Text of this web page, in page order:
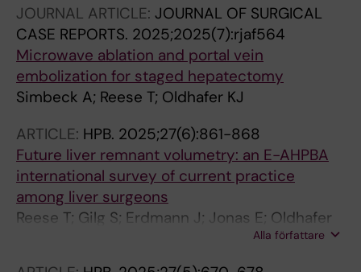
Gilg S; Engstrand J; Sturesson C; Oldhafer KJ;
Bjornsson B; Sparrelid E
JOURNAL ARTICLE: JOURNAL OF SURGICAL
CASE REPORTS. 2025;2025(7):rjaf564
Microwave ablation and portal vein
embolization for staged hepatectomy
Simbeck A; Reese T; Oldhafer KJ
ARTICLE: HPB. 2025;27(6):861-868
Future liver remnant volumetry: an E-AHPBA
international survey of current practice
among liver surgeons
Reese T; Gilg S; Erdmann J; Jonas E; Oldhafer
Alla författare